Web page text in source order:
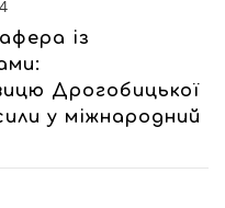
із
Дрогобицької
у міжнародний